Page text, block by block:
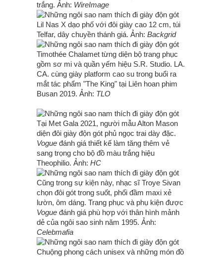
trắng. Ảnh: WireImage
Lil Nas X dạo phố với đôi giày cao 12 cm, túi
Telfar, dây chuyền thánh giá. Ảnh: Backgrid
Timothée Chalamet từng diện bộ trang phục
gồm sơ mi và quần yếm hiệu S.R. Studio. LA.
CA. cùng giày platform cao su trong buổi ra
mắt tác phẩm "The King" tại Liên hoan phim
Busan 2019. Ảnh: TLO
Tại Met Gala 2021, người mẫu Alton Mason
diện đôi giày độn gót phủ ngọc trai dày đặc.
Vogue đánh giá thiết kế làm tăng thêm vẻ
sang trọng cho bộ đồ màu trắng hiệu
Theophilio. Ảnh: HC
Cũng trong sự kiện này, nhạc sĩ Troye Sivan
chọn đôi gót trong suốt, phối đầm maxi xẻ
lườn, ôm dáng. Trang phục và phụ kiện được
Vogue đánh giá phù hợp với thân hình mảnh
dẻ của ngôi sao sinh năm 1995. Ảnh:
Celebmafia
Chuộng phong cách unisex và những món đồ